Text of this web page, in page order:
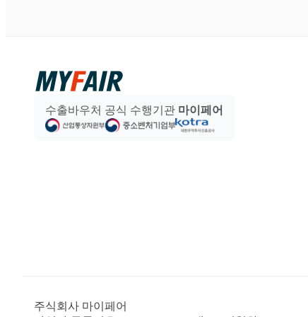
수출바우처 공식 수행기관 마이페어
주식회사 마이페어